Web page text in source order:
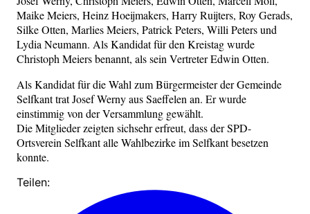
Maike Meiers, Heinz Hoeijmakers, Harry Ruijters, Roy Gerads,
Silke Otten, Marlies Meiers, Patrick Peters, Willi Peters und
Lydia Neumann. Als Kandidat für den Kreistag wurde
Christoph Meiers benannt, als sein Vertreter Edwin Otten.
Als Kandidat für die Wahl zum Bürgermeister der Gemeinde
Selfkant trat Josef Werny aus Saeffelen an. Er wurde
einstimmig von der Versammlung gewählt.
Die Mitglieder zeigten sichsehr erfreut, dass der SPD-
Ortsverein Selfkant alle Wahlbezirke im Selfkant besetzen
konnte.
Teilen: